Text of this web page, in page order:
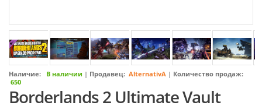
Наличие: В наличии | Продавец: AlternativA | Количество продаж:
650
Borderlands 2 Ultimate Vault